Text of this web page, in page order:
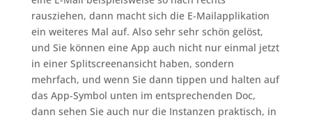
rausziehen, dann macht sich die E-Mailapplikation
ein weiteres Mal auf. Also sehr sehr schön gelöst,
und Sie können eine App auch nicht nur einmal jetzt
in einer Splitscreenansicht haben, sondern
mehrfach, und wenn Sie dann tippen und halten auf
das App-Symbol unten im entsprechenden Doc,
dann sehen Sie auch nur die Instanzen praktisch, in